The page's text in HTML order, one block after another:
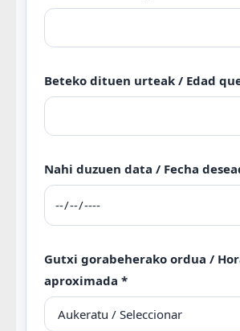
Beteko dituen urteak / Edad
Nahi duzuen data / Fecha
Gutxi gorabeherako ordua /
aproximada *